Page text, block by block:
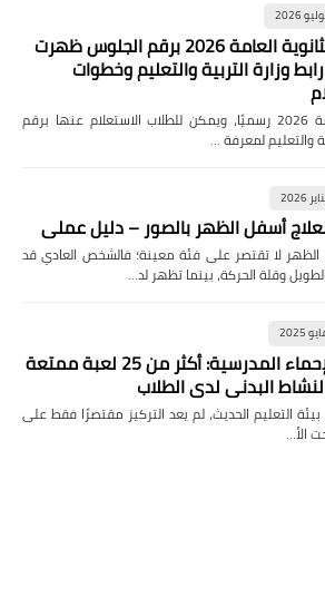
نتيجة الثانوية العامة 2026 برقم الجلوس ظهرت
وزارة التربية والتعليم وخطوات
ظهرت نتيجة الثانوية العامة 2026 رسميًا، ويمكن للطلاب الاستعلام عنها برقم
والتعليم لمعرفة …
أسفل الظهر بالصور – دليل عملي
الظهر لا تقتصر على فئة معينة؛ فالشخص العادي قد
وقلة الحركة، بينما تظهر لد…
ألعاب الإحماء المدرسية: أكثر من 25 لعبة ممتعة
البدني لدى الطلاب
التعليم الحديث، لم يعد التركيز مقتصرًا فقط على
الأ…